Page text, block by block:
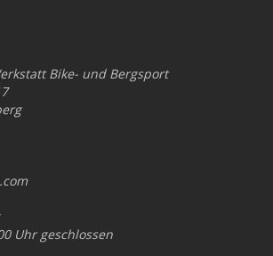
Bike- und Bergsport
Uhr geschlossen